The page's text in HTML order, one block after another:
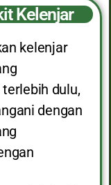
Kelenjar
kelenjar
dulu,
dengan